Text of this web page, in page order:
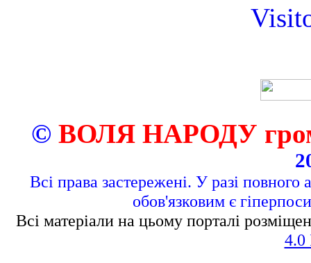
© ВОЛЯ НАРОДУ
Всі права застережені. У разі повного
обов'язковим є
Всі матеріали на цьому порталі
4.0